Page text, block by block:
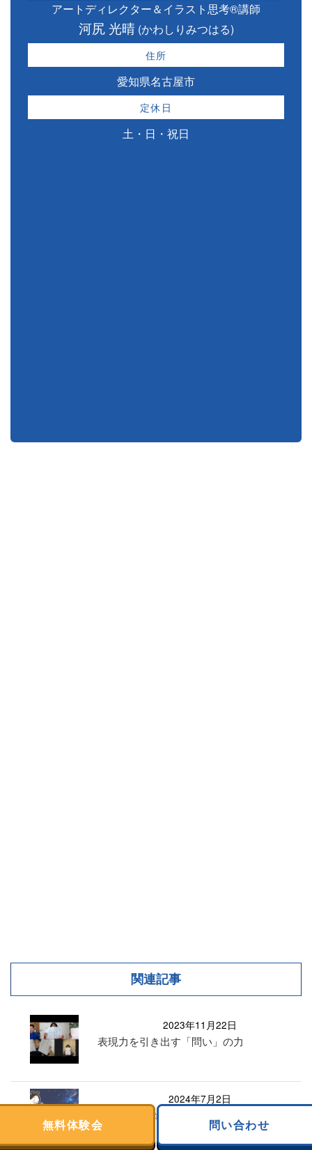
アートディレクター＆イラスト思考®講師
河尻 光晴(かわしりみつはる)
住所
愛知県名古屋市
定休日
土・日・祝日
関連記事
2023年11月22日
表現力を引き出す「問い」の力
2024年7月2日
七夕棒人間☆織姫と彦星を描いてみ
た！
無料体験会 問い合わせ